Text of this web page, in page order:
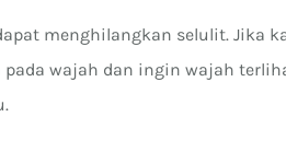
menghilangkan selulit. Jika
wajah dan ingin wajah